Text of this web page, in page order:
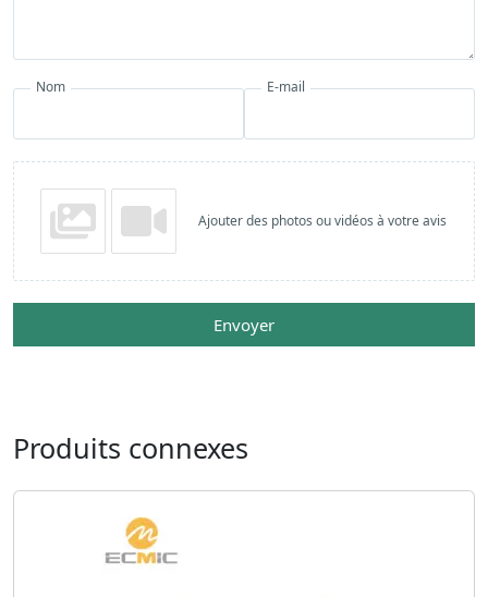
Nom E-mail
Ajouter des photos ou vidéos à votre avis
Envoyer
Produits connexes